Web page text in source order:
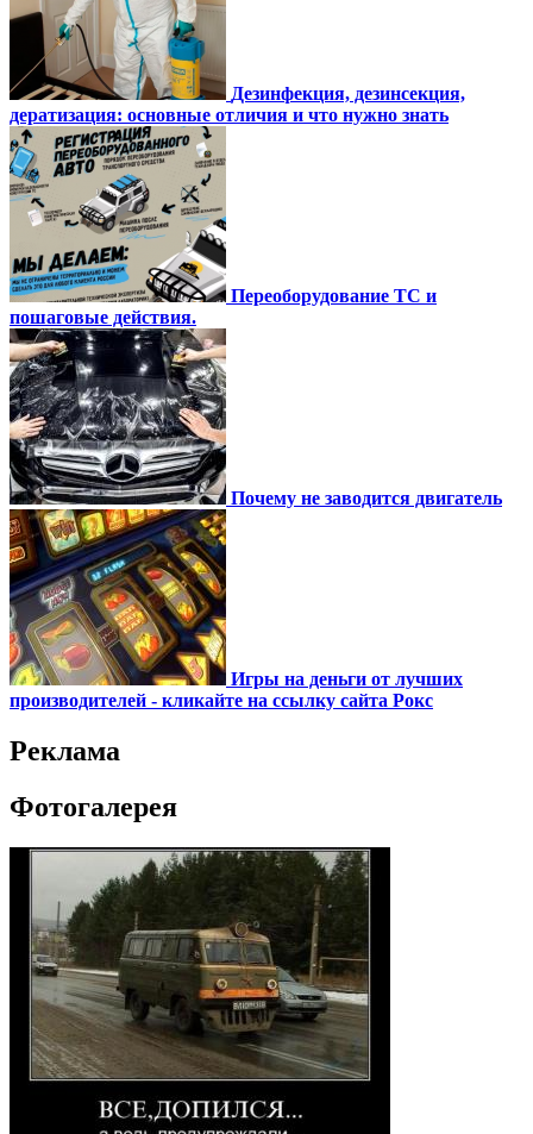
Дезинфекция, дезинсекция,
дератизация: основные отличия и что нужно знать
Переоборудование ТС и
пошаговые действия.
Почему не заводится двигатель
Игры на деньги от лучших
производителей - кликайте на ссылку сайта Рокс
Реклама
Фотогалерея